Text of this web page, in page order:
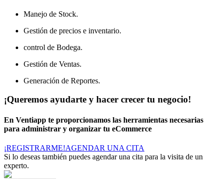
Manejo de Stock.
Gestión de precios e inventario.
control de Bodega.
Gestión de Ventas.
Generación de Reportes.
¡Queremos ayudarte y hacer crecer tu negocio!
En Ventiapp te proporcionamos las herramientas necesarias
para administrar y organizar tu eCommerce
¡REGISTRARME!AGENDAR UNA CITA
Si lo deseas también puedes agendar una cita para la visita de un
experto.